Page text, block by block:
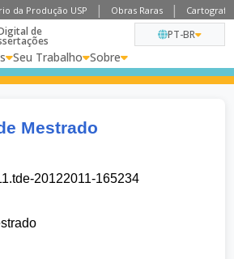
da Produção USP Obras Raras
de
Seu Trabalho Sobre
PT-BR
Mestrado
20122011-165234